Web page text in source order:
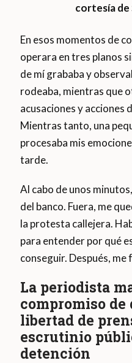
cortesía de
En esos momentos de
operara en tres planos
de mí grababa y
rodeaba, mientras que
acusaciones y acciones
Mientras tanto, una
procesaba mis
tarde.
Al cabo de unos
del banco. Fuera, me
la protesta callejera.
para entender por qué
conseguir. Después, me
La periodista
compromiso
libertad de
escrutinio
detención